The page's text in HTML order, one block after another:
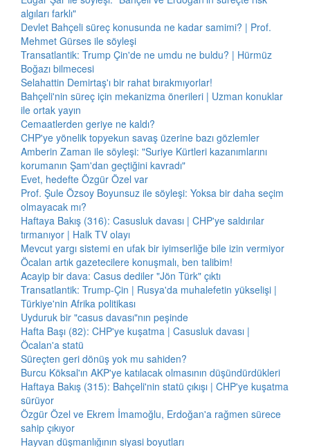
algıları farklı"
Devlet Bahçeli süreç konusunda ne kadar samimi? | Prof.
Mehmet Gürses ile söyleşi
Transatlantik: Trump Çin'de ne umdu ne buldu? | Hürmüz
Boğazı bilmecesi
Selahattin Demirtaş'ı bir rahat bırakmıyorlar!
Bahçeli'nin süreç için mekanizma önerileri | Uzman konuklar
ile ortak yayın
Cemaatlerden geriye ne kaldı?
CHP'ye yönelik topyekun savaş üzerine bazı gözlemler
Amberin Zaman ile söyleşi: "Suriye Kürtleri kazanımlarını
korumanın Şam'dan geçtiğini kavradı"
Evet, hedefte Özgür Özel var
Prof. Şule Özsoy Boyunsuz ile söyleşi: Yoksa bir daha seçim
olmayacak mı?
Haftaya Bakış (316): Casusluk davası | CHP'ye saldırılar
tırmanıyor | Halk TV olayı
Mevcut yargı sistemi en ufak bir iyimserliğe bile izin vermiyor
Öcalan artık gazetecilere konuşmalı, ben talibim!
Acayip bir dava: Casus dediler "Jön Türk" çıktı
Transatlantik: Trump-Çin | Rusya'da muhalefetin yükselişi |
Türkiye'nin Afrika politikası
Uyduruk bir "casus davası"nın peşinde
Hafta Başı (82): CHP'ye kuşatma | Casusluk davası |
Öcalan'a statü
Süreçten geri dönüş yok mu sahiden?
Burcu Köksal'ın AKP'ye katılacak olmasının düşündürdükleri
Haftaya Bakış (315): Bahçeli'nin statü çıkışı | CHP'ye kuşatma
sürüyor
Özgür Özel ve Ekrem İmamoğlu, Erdoğan'a rağmen sürece
sahip çıkıyor
Hayvan düşmanlığının siyasi boyutları